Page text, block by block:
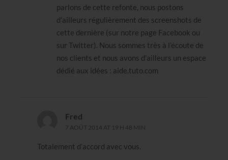
parlons de cette refonte, nous postons
d’ailleurs régulièrement des screenshots de
cette dernière (sur notre page Facebook ou
sur Twitter). Nous sommes très à l’écoute de
nos clients et nous avons d’ailleurs un espace
dédié aux idées : aide.tuto.com
Fred
7 AOÛT 2014 AT 19 H 48 MIN
Totalement d’accord avec vous.